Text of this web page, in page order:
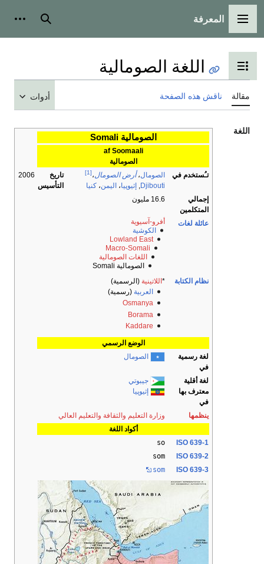
القائمة الرئيسية
المعرفة بحث
تبديل عرض جدول المحتويات
اللغة الصومالية
مقالة ناقش هذه الصفحة أدوات
الصومالية Somali
af Soomaali
الصومالية
تـُستخدم في
الصومال،أرض الصومال،[1]
Djibouti
, إثيوپيا، اليمن، كنيا
تاريخ
التأسيس
2006
إجمالي
المتكلمين
16.6 مليون
عائلة لغات
أفرو-آسيوية
الكوشية
Lowland East
Macro-Somali
اللغات الصومالية
الصومالية Somali
نظام الكتابة
* اللاتينية (الرسمية)
العربية (رسمية)
Osmanya
Borama
Kaddare
الوضع الرسمي
لغة رسمية
في
الصومال
لغة أقلية
معترف بها
في
جيبوتي
إثيوپيا
ينظمها
وزارة التعليم والثقافة والتعليم العالي
أكواد اللغة
ISO 639-1
so
ISO 639-2
som
ISO 639-3
som
اللغة